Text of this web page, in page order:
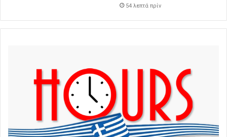
54 λεπτά πρίν